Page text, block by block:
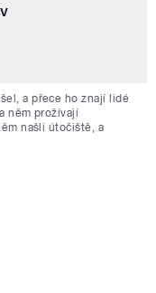
a přece ho znají lidé
něm prožívají
našli útočiště, a